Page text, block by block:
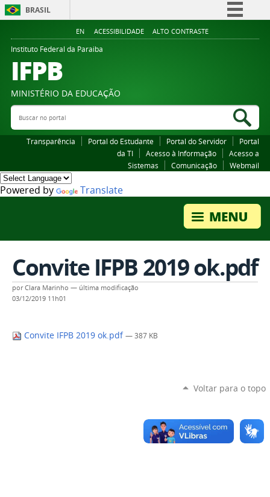
BRASIL
Simplifique!
Legislação
EN ACESSIBILIDADE ALTO CONTRASTE
Instituto Federal da Paraiba
IFPB
MINISTÉRIO DA EDUCAÇÃO
Buscar no portal
Transparência Portal do Estudante Portal do Servidor
Portal
da TI
Acesso à Informação
Acesso a
Sistemas
Comunicação Webmail
Powered by Translate
Convite IFPB 2019 ok.pdf
porClara Marinho — última modificação
03/12/2019 11h01
Convite IFPB 2019 ok.pdf — 387 KB
Voltar para o topo